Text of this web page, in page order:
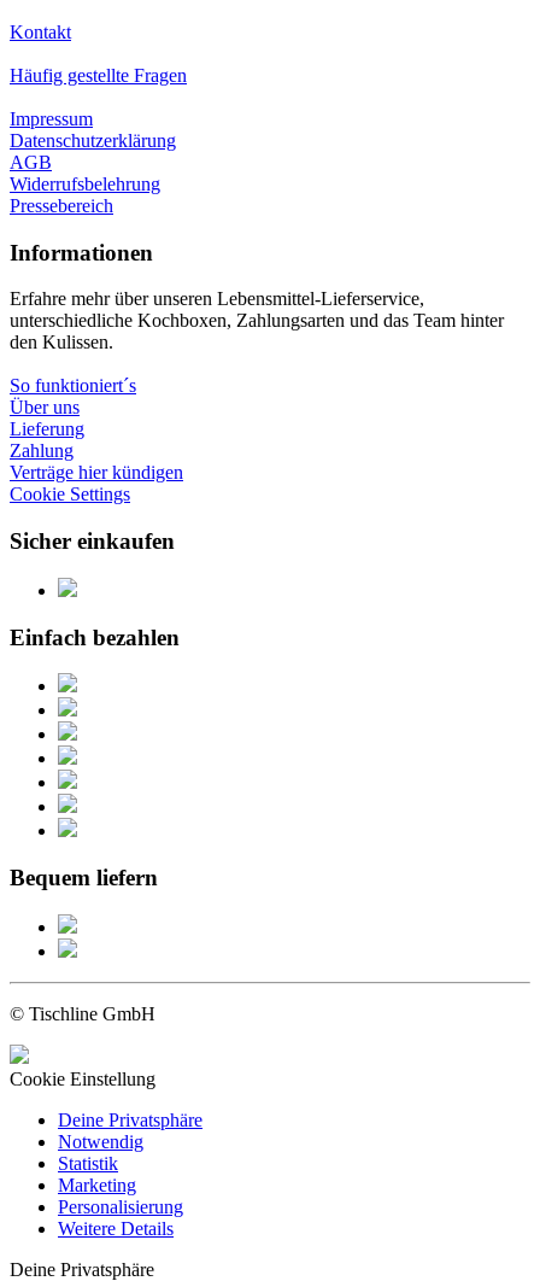
Kontakt
Häufig gestellte Fragen
Impressum
Datenschutzerklärung
AGB
Widerrufsbelehrung
Pressebereich
Informationen
Erfahre mehr über unseren Lebensmittel-Lieferservice,
unterschiedliche Kochboxen, Zahlungsarten und das Team hinter
den Kulissen.
So funktioniert´s
Über uns
Lieferung
Zahlung
Verträge hier kündigen
Cookie Settings
Sicher einkaufen
Einfach bezahlen
Bequem liefern
© Tischline GmbH
Cookie Einstellung
Deine Privatsphäre
Notwendig
Statistik
Marketing
Personalisierung
Weitere Details
Deine Privatsphäre